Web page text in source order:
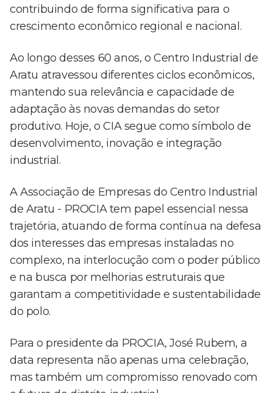
contribuindo de forma significativa para o
crescimento econômico regional e nacional.
Ao longo desses 60 anos, o Centro Industrial de
Aratu atravessou diferentes ciclos econômicos,
mantendo sua relevância e capacidade de
adaptação às novas demandas do setor
produtivo. Hoje, o CIA segue como símbolo de
desenvolvimento, inovação e integração
industrial.
A Associação de Empresas do Centro Industrial
de Aratu - PROCIA tem papel essencial nessa
trajetória, atuando de forma contínua na defesa
dos interesses das empresas instaladas no
complexo, na interlocução com o poder público
e na busca por melhorias estruturais que
garantam a competitividade e sustentabilidade
do polo.
Para o presidente da PROCIA, José Rubem, a
data representa não apenas uma celebração,
mas também um compromisso renovado com